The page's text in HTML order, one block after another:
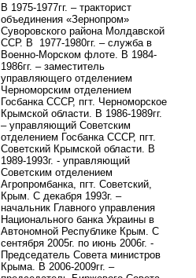
В 1975-1977гг. – тракторист
объединения «Зернопром»
Суворовского района Молдавской
ССР. В 1977-1980гг. – служба в
Военно-Морском флоте. В 1984-
1986гг. – заместитель
управляющего отделением
Черноморским отделением
Госбанка СССР, пгт. Черноморское
Крымской области. В 1986-1989гг.
– управляющий Советским
отделением Госбанка СССР, пгт.
Советский Крымской области. В
1989-1993г. - управляющий
Советским отделением
Агропромбанка, пгт. Советский,
Крым. С декабря 1993г. –
начальник Главного управления
Национального банка Украины в
Автономной Республике Крым. С
сентября 2005г. по июнь 2006г. -
Председатель Совета министров
Крыма. В 2006-2009гг. –